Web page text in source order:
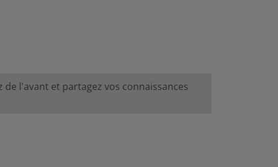
l'avant et partagez vos connaissances